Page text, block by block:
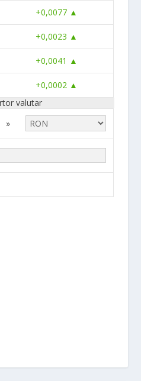
+0,0077 ▲
+0,0023 ▲
+0,0041 ▲
+0,0002 ▲
valutar
»